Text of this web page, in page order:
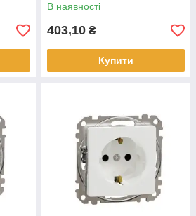
В наявності
403,10 ₴
Купити